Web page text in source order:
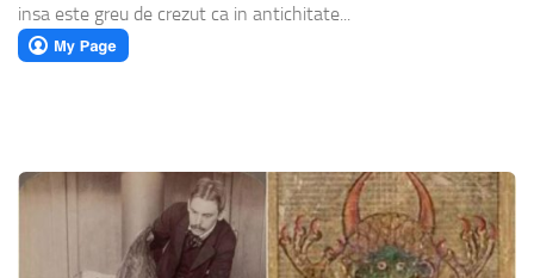
insa este greu de crezut ca in antichitate...